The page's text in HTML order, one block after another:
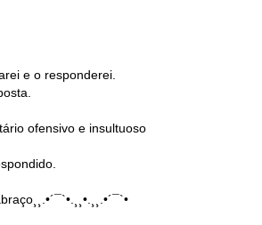
e o responderei.
ofensivo e insultuoso